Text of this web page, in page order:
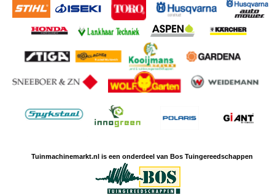
Tuinmachinemarkt.nl is een onderdeel van Bos Tuingereedschappen